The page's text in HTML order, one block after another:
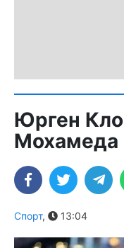
Юрген
Мохамеда
Спорт, 13:04